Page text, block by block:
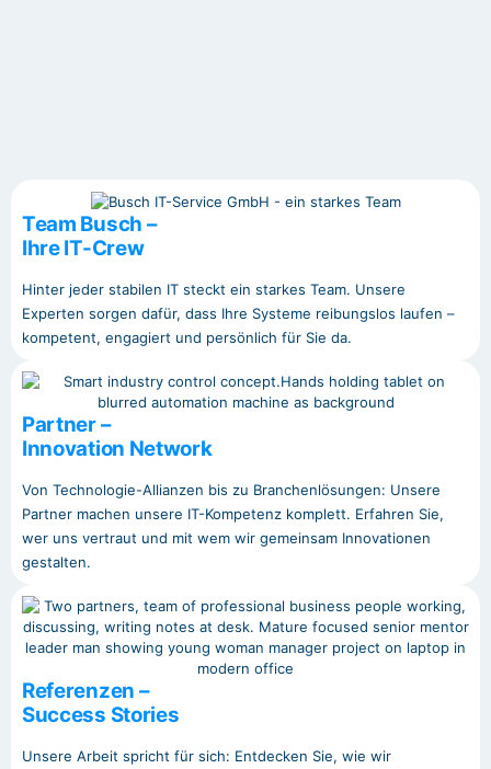
Team Busch –
Ihre IT-Crew
Hinter jeder stabilen IT steckt ein starkes Team. Unsere
Experten sorgen dafür, dass Ihre Systeme reibungslos laufen –
kompetent, engagiert und persönlich für Sie da.
Partner –
Innovation Network
Von Technologie-Allianzen bis zu Branchenlösungen: Unsere
Partner machen unsere IT-Kompetenz komplett. Erfahren Sie,
wer uns vertraut und mit wem wir gemeinsam Innovationen
gestalten.
Referenzen –
Success Stories
Unsere Arbeit spricht für sich: Entdecken Sie, wie wir